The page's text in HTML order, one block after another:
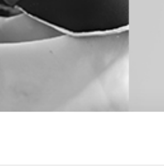
», est né en 1881. Il enseigna